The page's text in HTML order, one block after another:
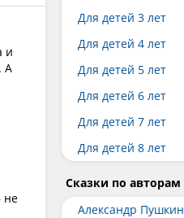
и
А
не
Для детей 3 лет
Для детей 4 лет
Для детей 5 лет
Для детей 6 лет
Для детей 7 лет
Для детей 8 лет
Сказки по авторам
Александр Пушкин